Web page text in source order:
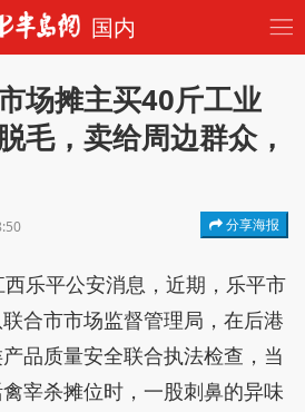
国内
场摊主买40斤工业
毛，卖给周边群众，
分享海报
乐平公安消息，近期，乐平市
合市市场监督管理局，在后港
品质量安全联合执法检查，当
宰杀摊位时，一股刺鼻的异味